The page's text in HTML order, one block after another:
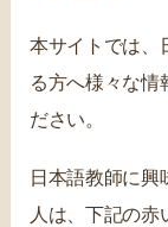
本サイトでは、
る方へ様々な情
ださい。
日本語教師に興
人は、下記の赤